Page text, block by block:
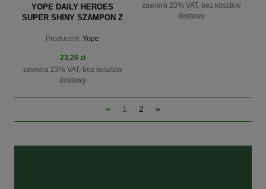
YOPE DAILY HEROES
SUPER SHINY SZAMPON Z
Producent: Yope
23,26 zł
zawiera 23% VAT, bez kosztów
dostawy
zawiera 23% VAT, bez kosztów
dostawy
« 1 2 »